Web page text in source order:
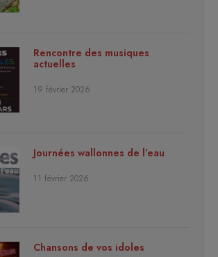
Rencontre des musiques
actuelles
19 février 2026
Journées wallonnes de l’eau
11 février 2026
Chansons de vos idoles